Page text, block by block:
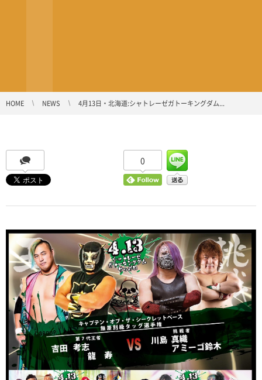
HOME NEWS 4月13日・北海道:シャトレーゼガトーキングダム...
0